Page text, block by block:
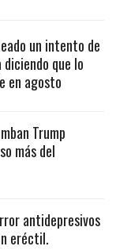
un intento de
que lo
en agosto
Trump
más del
antidepresivos
eréctil.